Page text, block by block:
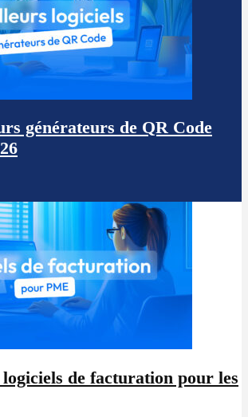
générateurs de QR Code
de facturation pour les